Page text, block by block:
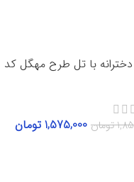
دخترانه با تل طرح مهگل کد
تومان 1,575,000 تومان